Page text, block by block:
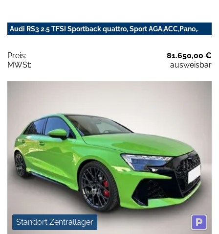
Audi RS3 2.5 TFSI Sportback quattro, Sport AGA,ACC,Pano,.
Preis:
81.650,00 €
MWSt:
ausweisbar
Standort Zentrallager